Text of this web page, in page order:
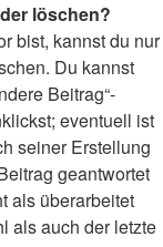
löschen?
bist, kannst du nur
Du kannst
Beitrag“-
eventuell ist
seiner Erstellung
geantwortet
als überarbeitet
als auch der letzte